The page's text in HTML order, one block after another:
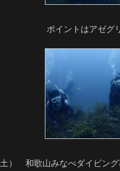
ポイントはアゼグ
） 和歌山みなべダイビン